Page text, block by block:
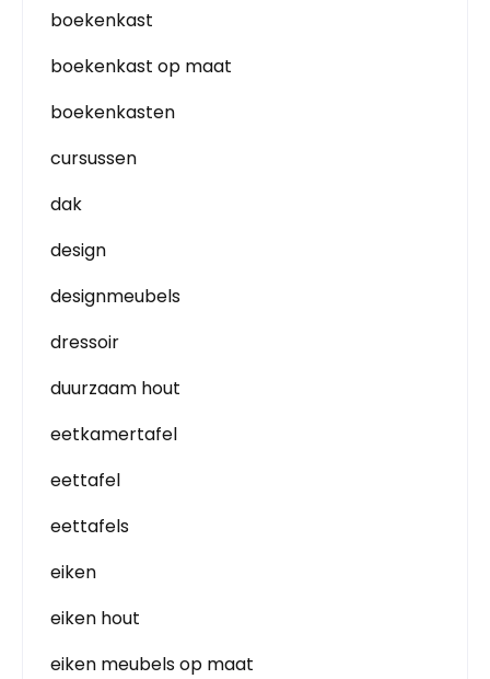
boekenkast
boekenkast op maat
boekenkasten
cursussen
dak
design
designmeubels
dressoir
duurzaam hout
eetkamertafel
eettafel
eettafels
eiken
eiken hout
eiken meubels op maat